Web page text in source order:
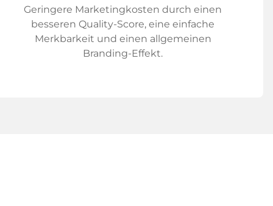
Geringere Marketingkosten durch einen
besseren Quality-Score, eine einfache
Merkbarkeit und einen allgemeinen
Branding-Effekt.